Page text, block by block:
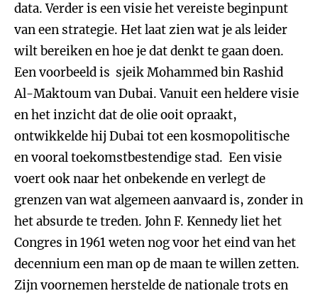
data. Verder is een visie het vereiste beginpunt
van een strategie. Het laat zien wat je als leider
wilt bereiken en hoe je dat denkt te gaan doen.
Een voorbeeld is sjeik Mohammed bin Rashid
Al-Maktoum van Dubai. Vanuit een heldere visie
en het inzicht dat de olie ooit opraakt,
ontwikkelde hij Dubai tot een kosmopolitische
en vooral toekomstbestendige stad. Een visie
voert ook naar het onbekende en verlegt de
grenzen van wat algemeen aanvaard is, zonder in
het absurde te treden. John F. Kennedy liet het
Congres in 1961 weten nog voor het eind van het
decennium een man op de maan te willen zetten.
Zijn voornemen herstelde de nationale trots en